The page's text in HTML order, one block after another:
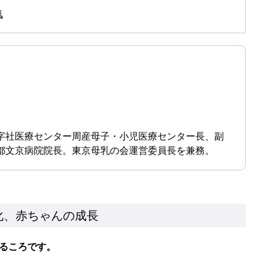
医療センター周産母子・小児医療センター長、副
京病院院長。東京母乳の会運営委員長を兼務。
赤ちゃんの成長
ころです。